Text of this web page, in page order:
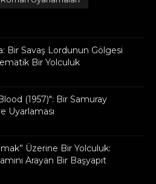
Bir Savaş Lordunun Gölgesi
Bir Yolculuk
(1957)": Bir Samuray
Uyarlaması
Üzerine Bir Yolculuk:
Arayan Bir Başyapıt